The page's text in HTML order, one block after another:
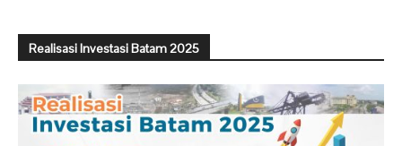
Realisasi Investasi Batam 2025